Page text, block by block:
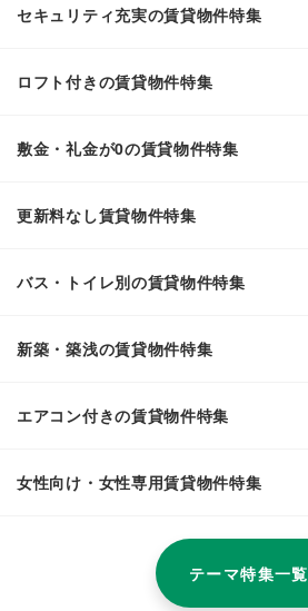
セキュリティ充実の賃貸物件特集
ロフト付きの賃貸物件特集
敷金・礼金が0の賃貸物件特集
更新料なし賃貸物件特集
バス・トイレ別の賃貸物件特集
新築・築浅の賃貸物件特集
エアコン付きの賃貸物件特集
女性向け・女性専用賃貸物件特集
テーマ特集一覧